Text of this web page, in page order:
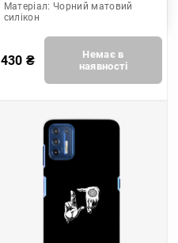
Матеріал: Чорний матовий
силікон
430 ₴
Немає в
наявності